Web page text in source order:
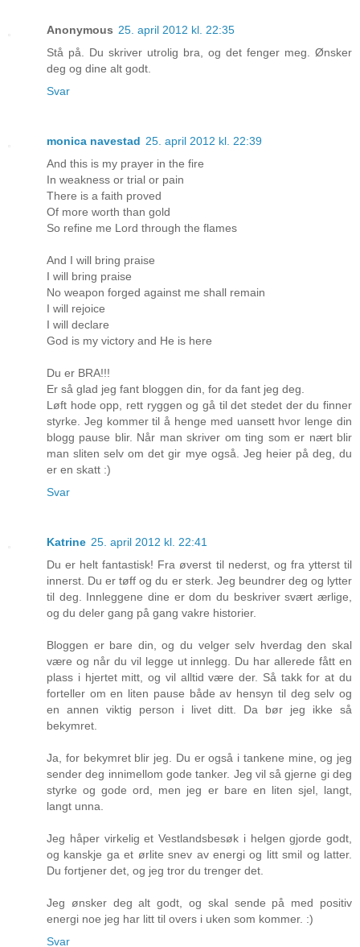
Anonymous 25. april 2012 kl. 22:35
Stå på. Du skriver utrolig bra, og det fenger meg. Ønsker
deg og dine alt godt.
Svar
monica navestad 25. april 2012 kl. 22:39
And this is my prayer in the fire
In weakness or trial or pain
There is a faith proved
Of more worth than gold
So refine me Lord through the flames
And I will bring praise
I will bring praise
No weapon forged against me shall remain
I will rejoice
I will declare
God is my victory and He is here
Du er BRA!!!
Er så glad jeg fant bloggen din, for da fant jeg deg.
Løft hode opp, rett ryggen og gå til det stedet der du finner
styrke. Jeg kommer til å henge med uansett hvor lenge din
blogg pause blir. Når man skriver om ting som er nært blir
man sliten selv om det gir mye også. Jeg heier på deg, du
er en skatt :)
Svar
Katrine 25. april 2012 kl. 22:41
Du er helt fantastisk! Fra øverst til nederst, og fra ytterst til
innerst. Du er tøff og du er sterk. Jeg beundrer deg og lytter
til deg. Innleggene dine er dom du beskriver svært ærlige,
og du deler gang på gang vakre historier.
Bloggen er bare din, og du velger selv hverdag den skal
være og når du vil legge ut innlegg. Du har allerede fått en
plass i hjertet mitt, og vil alltid være der. Så takk for at du
forteller om en liten pause både av hensyn til deg selv og
en annen viktig person i livet ditt. Da bør jeg ikke så
bekymret.
Ja, for bekymret blir jeg. Du er også i tankene mine, og jeg
sender deg innimellom gode tanker. Jeg vil så gjerne gi deg
styrke og gode ord, men jeg er bare en liten sjel, langt,
langt unna.
Jeg håper virkelig et Vestlandsbesøk i helgen gjorde godt,
og kanskje ga et ørlite snev av energi og litt smil og latter.
Du fortjener det, og jeg tror du trenger det.
Jeg ønsker deg alt godt, og skal sende på med positiv
energi noe jeg har litt til overs i uken som kommer. :)
Svar